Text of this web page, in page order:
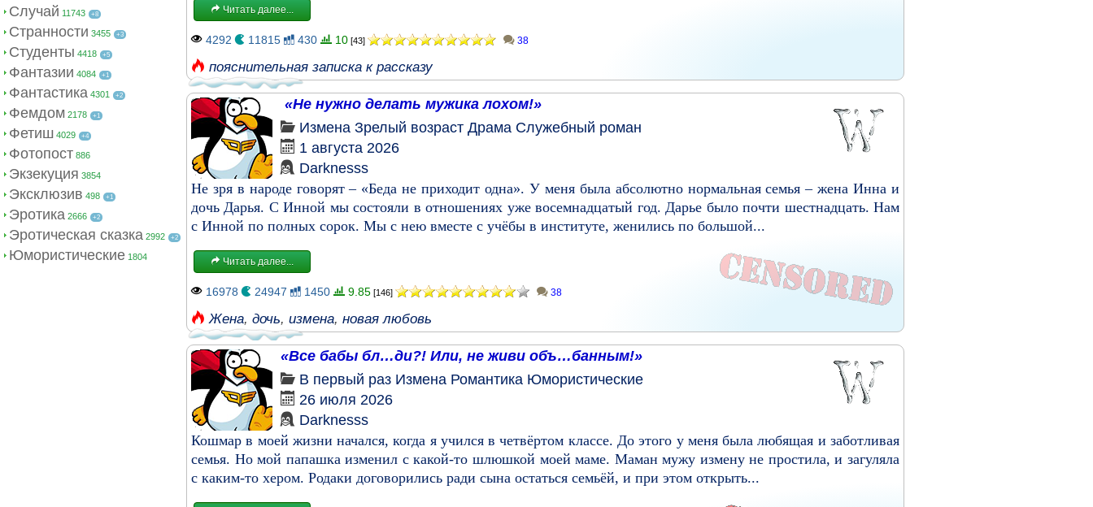
Случай 11743 +8
Странности 3455 +3
Студенты 4418 +5
Фантазии 4084 +1
Фантастика 4301 +2
Фемдом 2178 +1
Фетиш 4029 +4
Фотопост 886
Экзекуция 3854
Эксклюзив 498 +1
Эротика 2666 +2
Эротическая сказка 2992 +2
Юмористические 1804
Читать далее...
4292 11815 430 10 [43] 38
пояснительная записка к рассказу
«Не нужно делать мужика лохом!»
Измена Зрелый возраст Драма Служебный роман
1 августа 2026
Darknesss
Не зря в народе говорят – «Беда не приходит одна». У меня была абсолютно нормальная семья – жена Инна и
дочь Дарья. С Инной мы состояли в отношениях уже восемнадцатый год. Дарье было почти шестнадцать. Нам
с Инной по полных сорок. Мы с нею вместе с учёбы в институте, женились по большой...
Читать далее...
16978 24947 1450 9.85 [146] 38
Жена, дочь, измена, новая любовь
«Все бабы бл…ди?! Или, не живи объ…банным!»
В первый раз Измена Романтика Юмористические
26 июля 2026
Darknesss
Кошмар в моей жизни начался, когда я учился в четвёртом классе. До этого у меня была любящая и заботливая
семья. Но мой папашка изменил с какой-то шлюшкой моей маме. Маман мужу измену не простила, и загуляла
с каким-то хером. Родаки договорились ради сына остаться семьёй, и при этом открыть...